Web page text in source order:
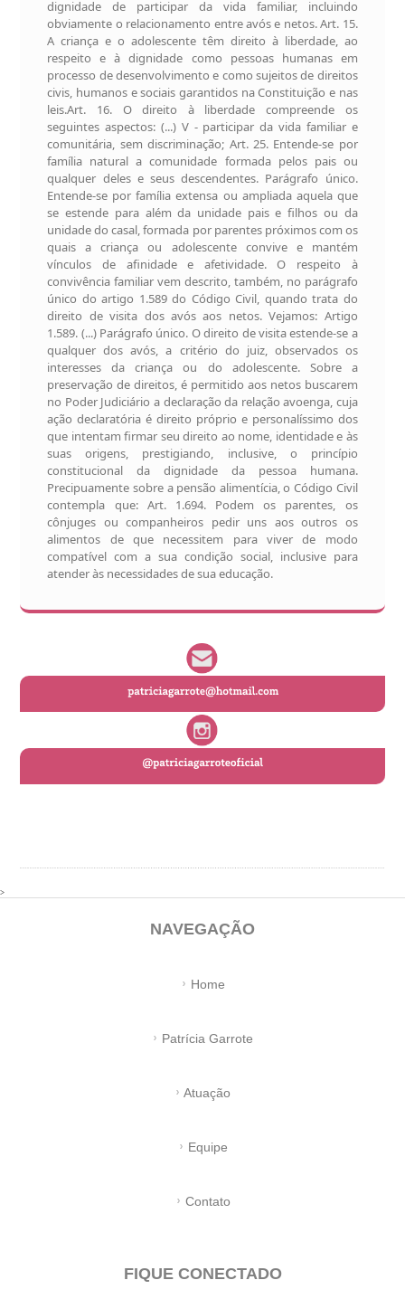
dignidade de participar da vida familiar, incluindo
obviamente o relacionamento entre avós e netos. Art. 15.
A criança e o adolescente têm direito à liberdade, ao
respeito e à dignidade como pessoas humanas em
processo de desenvolvimento e como sujeitos de direitos
civis, humanos e sociais garantidos na Constituição e nas
leis.Art. 16. O direito à liberdade compreende os
seguintes aspectos: (...) V - participar da vida familiar e
comunitária, sem discriminação; Art. 25. Entende-se por
família natural a comunidade formada pelos pais ou
qualquer deles e seus descendentes. Parágrafo único.
Entende-se por família extensa ou ampliada aquela que
se estende para além da unidade pais e filhos ou da
unidade do casal, formada por parentes próximos com os
quais a criança ou adolescente convive e mantém
vínculos de afinidade e afetividade. O respeito à
convivência familiar vem descrito, também, no parágrafo
único do artigo 1.589 do Código Civil, quando trata do
direito de visita dos avós aos netos. Vejamos: Artigo
1.589. (...) Parágrafo único. O direito de visita estende-se a
qualquer dos avós, a critério do juiz, observados os
interesses da criança ou do adolescente. Sobre a
preservação de direitos, é permitido aos netos buscarem
no Poder Judiciário a declaração da relação avoenga, cuja
ação declaratória é direito próprio e personalíssimo dos
que intentam firmar seu direito ao nome, identidade e às
suas origens, prestigiando, inclusive, o princípio
constitucional da dignidade da pessoa humana.
Precipuamente sobre a pensão alimentícia, o Código Civil
contempla que: Art. 1.694. Podem os parentes, os
cônjuges ou companheiros pedir uns aos outros os
alimentos de que necessitem para viver de modo
compatível com a sua condição social, inclusive para
atender às necessidades de sua educação.
>
NAVEGAÇÃO
Home
Patrícia Garrote
Atuação
Equipe
Contato
FIQUE CONECTADO